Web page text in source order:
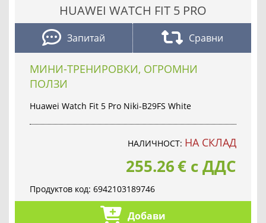
HUAWEI WATCH FIT 5 PRO
Запитай Сравни
МИНИ-ТРЕНИРОВКИ, ОГРОМНИ
ПОЛЗИ
Huawei Watch Fit 5 Pro Niki-B29FS White
НАЛИЧНОСТ: НА СКЛАД
255.26€ с ДДС
Продуктов код: 6942103189746
Добави